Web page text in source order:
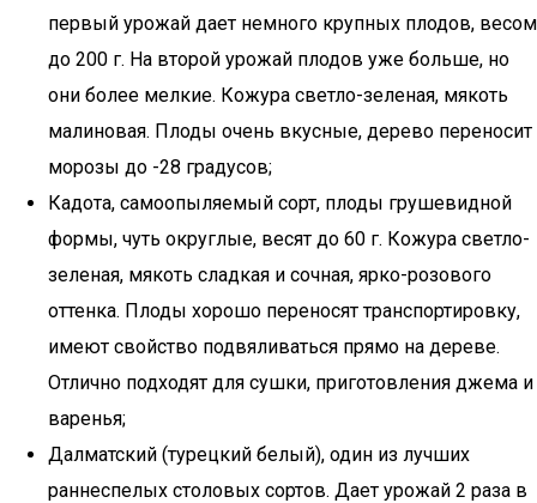
первый урожай дает немного крупных плодов, весом
до 200 г. На второй урожай плодов уже больше, но
они более мелкие. Кожура светло-зеленая, мякоть
малиновая. Плоды очень вкусные, дерево переносит
морозы до -28 градусов;
Кадота, самоопыляемый сорт, плоды грушевидной
формы, чуть округлые, весят до 60 г. Кожура светло-
зеленая, мякоть сладкая и сочная, ярко-розового
оттенка. Плоды хорошо переносят транспортировку,
имеют свойство подвяливаться прямо на дереве.
Отлично подходят для сушки, приготовления джема и
варенья;
Далматский (турецкий белый), один из лучших
раннеспелых столовых сортов. Дает урожай 2 раза в